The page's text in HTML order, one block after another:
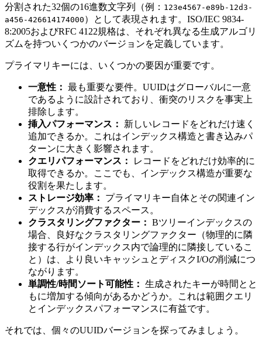
分割された32個の16進数文字列（例： 123e4567-e89b-12d3-
a456-426614174000 ）として表現されます。ISO/IEC 9834-
8:2005およびRFC 4122規格は、それぞれ異なる生成アルゴリ
ズムを持ついくつかのバージョンを定義しています。
プライマリキーには、いくつかの要因が重要です。
一意性： 最も重要な要件。UUIDはグローバルに一意
であるように設計されており、衝突のリスクを事実上
排除します。
挿入パフォーマンス：
新しいレコードをどれだけ速く
追加できるか。これはインデックス構造と書き込みパ
ターンに大きく影響されます。
クエリパフォーマンス：
レコードをどれだけ効率的に
取得できるか。ここでも、インデックス構造が重要な
役割を果たします。
ストレージ効率：
プライマリキー自体とその関連イン
デックスが消費するスペース。
クラスタリングファクター： Bツリーインデックスの
場合、良好なクラスタリングファクター（物理的に隣
接する行がインデックス内で論理的に隣接しているこ
と）は、より良いキャッシュとディスクI/Oの削減につ
ながります。
単調性/時間ソート可能性： 生成されたキーが時間とと
もに増加する傾向があるかどうか。これは範囲クエリ
とインデックスパフォーマンスに有益です。
それでは、個々のUUIDバージョンを探ってみましょう。